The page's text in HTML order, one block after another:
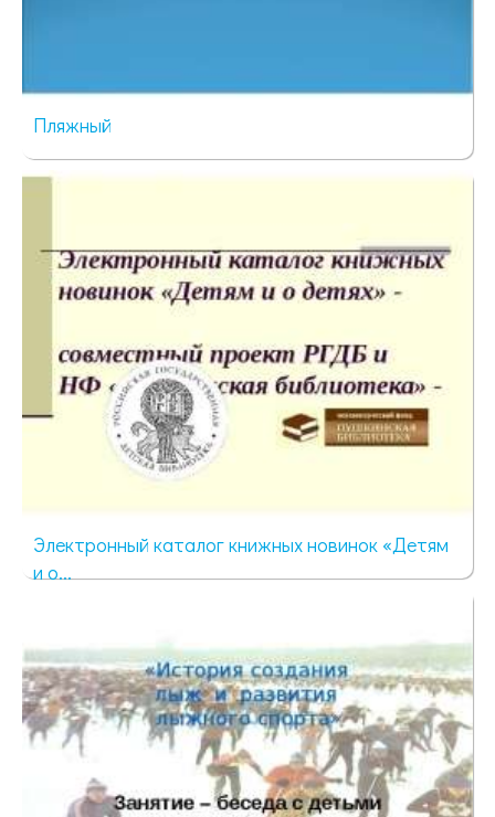
Пляжный
Электронный каталог книжных новинок «Детям
и о...